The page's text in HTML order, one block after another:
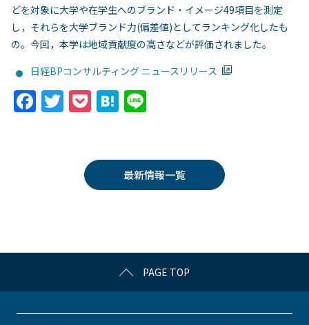
どを対象に大学や在学生へのブランド・イメージ49項目を測定
し，それらを大学ブランド力(偏差値)としてランキング化したも
の。今回，本学は地域貢献度の高さなどが評価されました。
日経BPコンサルティング ニュースリリース
F
k
T
er
P
k
et
H
n
a
最新情報一覧
PAGE TOP